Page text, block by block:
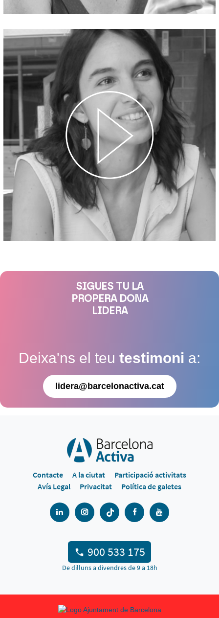
SIGUES TU LA
PROPERA DONA
LIDERA
Deixa'ns el teu testimoni a:
lidera@barcelonactiva.cat
Contacte A la ciutat
Participació activitats
Avís Legal
Privacitat Política de galetes
900 533 175
De dilluns a divendres de 9 a 18h